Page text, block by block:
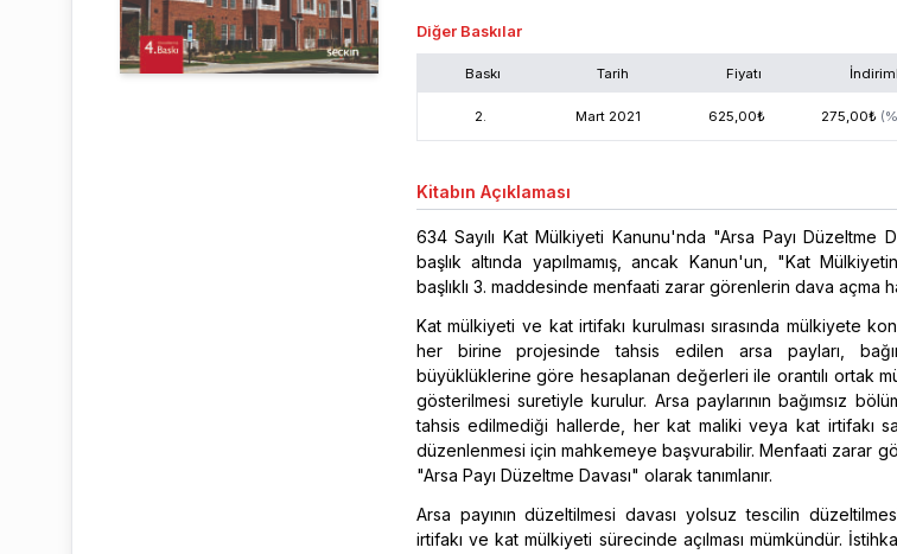
Diğer Baskılar
Baskı Tarih Fiyatı
2. Mart 2021 625,00₺ 275,00₺ (%
Kitabın Açıklaması
634 Sayılı Kat Mülkiyeti Kanunu'nda "Arsa Payı Düzeltme
başlık altında yapılmamış, ancak Kanun'un, "Kat
başlıklı 3. maddesinde menfaati zarar görenlerin dava açma
Kat mülkiyeti ve kat irtifakı kurulması sırasında mülkiyete
her birine projesinde tahsis edilen arsa payları,
büyüklüklerine göre hesaplanan değerleri ile orantılı ortak
gösterilmesi suretiyle kurulur. Arsa paylarının bağımsız
tahsis edilmediği hallerde, her kat maliki veya kat irtifakı
düzenlenmesi için mahkemeye başvurabilir. Menfaati zarar
"Arsa Payı Düzeltme Davası" olarak tanımlanır.
Arsa payının düzeltilmesi davası yolsuz tescilin
irtifakı ve kat mülkiyeti sürecinde açılması mümkündür.